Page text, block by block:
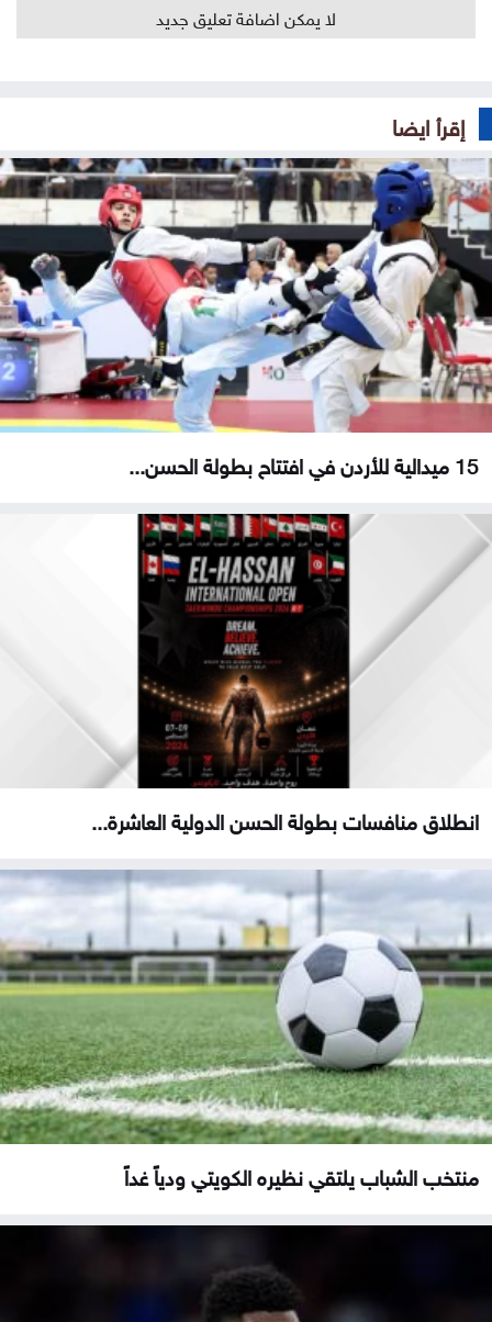
لا يمكن اضافة تعليق جديد
إقرأ ايضا
15 ميدالية للأردن في افتتاح بطولة الحسن...
انطلاق منافسات بطولة الحسن الدولية العاشرة...
منتخب الشباب يلتقي نظيره الكويتي ودياً غداً